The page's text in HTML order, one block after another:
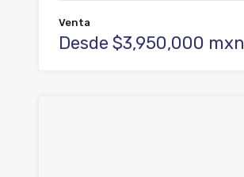
Venta
Desde $3,950,000 mxn